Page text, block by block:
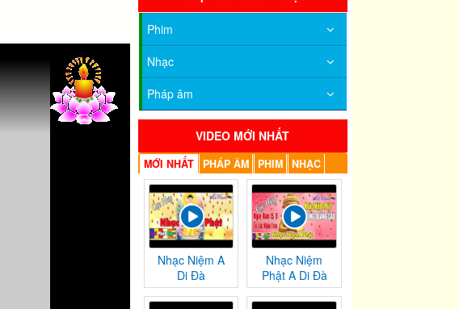
Phim
Nhạc
Pháp âm
VIDEO MỚI NHẤT
MỚI NHẤT PHÁP ÂM PHIM NHẠC
Nhạc Niệm A
Di Đà
Nhạc Niệm
Phật A Di Đà